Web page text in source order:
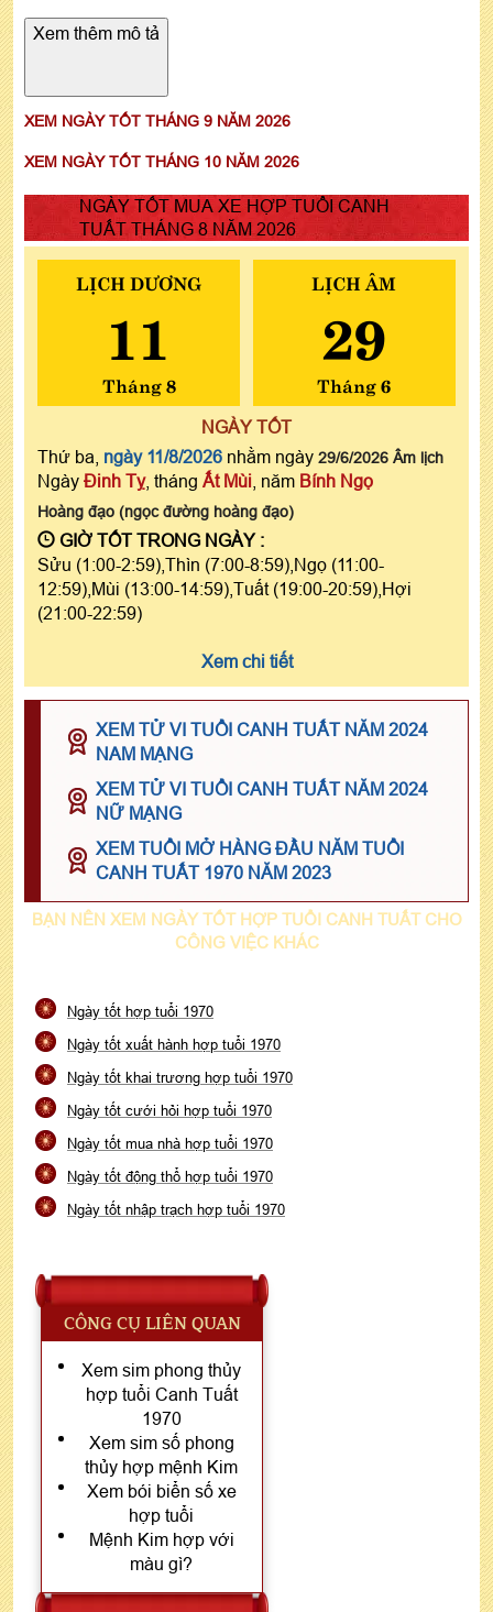
Xem thêm mô tả
XEM NGÀY TỐT THÁNG 9 NĂM 2026
XEM NGÀY TỐT THÁNG 10 NĂM 2026
NGÀY TỐT MUA XE HỢP TUỔI CANH
TUẤT THÁNG 8 NĂM 2026
LỊCH DƯƠNG
11
Tháng 8
LỊCH ÂM
29
Tháng 6
NGÀY TỐT
Thứ ba, ngày 11/8/2026 nhằm ngày 29/6/2026 Âm lịch
Ngày Đinh Tỵ, tháng Ất Mùi , năm Bính Ngọ
Hoàng đạo (ngọc đường hoàng đạo)
GIỜ TỐT TRONG NGÀY :
Sửu (1:00-2:59),Thìn (7:00-8:59),Ngọ (11:00-
12:59),Mùi (13:00-14:59),Tuất (19:00-20:59),Hợi
(21:00-22:59)
Xem chi tiết
XEM TỬ VI TUỔI CANH TUẤT NĂM 2024
NAM MẠNG
XEM TỬ VI TUỔI CANH TUẤT NĂM 2024
NỮ MẠNG
XEM TUỔI MỞ HÀNG ĐẦU NĂM TUỔI
CANH TUẤT 1970 NĂM 2023
BẠN NÊN XEM NGÀY TỐT HỢP TUỔI CANH TUẤT CHO
CÔNG VIỆC KHÁC
Ngày tốt hợp tuổi 1970
Ngày tốt xuất hành hợp tuổi 1970
Ngày tốt khai trương hợp tuổi 1970
Ngày tốt cưới hỏi hợp tuổi 1970
Ngày tốt mua nhà hợp tuổi 1970
Ngày tốt động thổ hợp tuổi 1970
Ngày tốt nhập trạch hợp tuổi 1970
CÔNG CỤ LIÊN QUAN
Xem sim phong thủy
hợp tuổi Canh Tuất
1970
Xem sim số phong
thủy hợp mệnh Kim
Xem bói biển số xe
hợp tuổi
Mệnh Kim hợp với
màu gì?